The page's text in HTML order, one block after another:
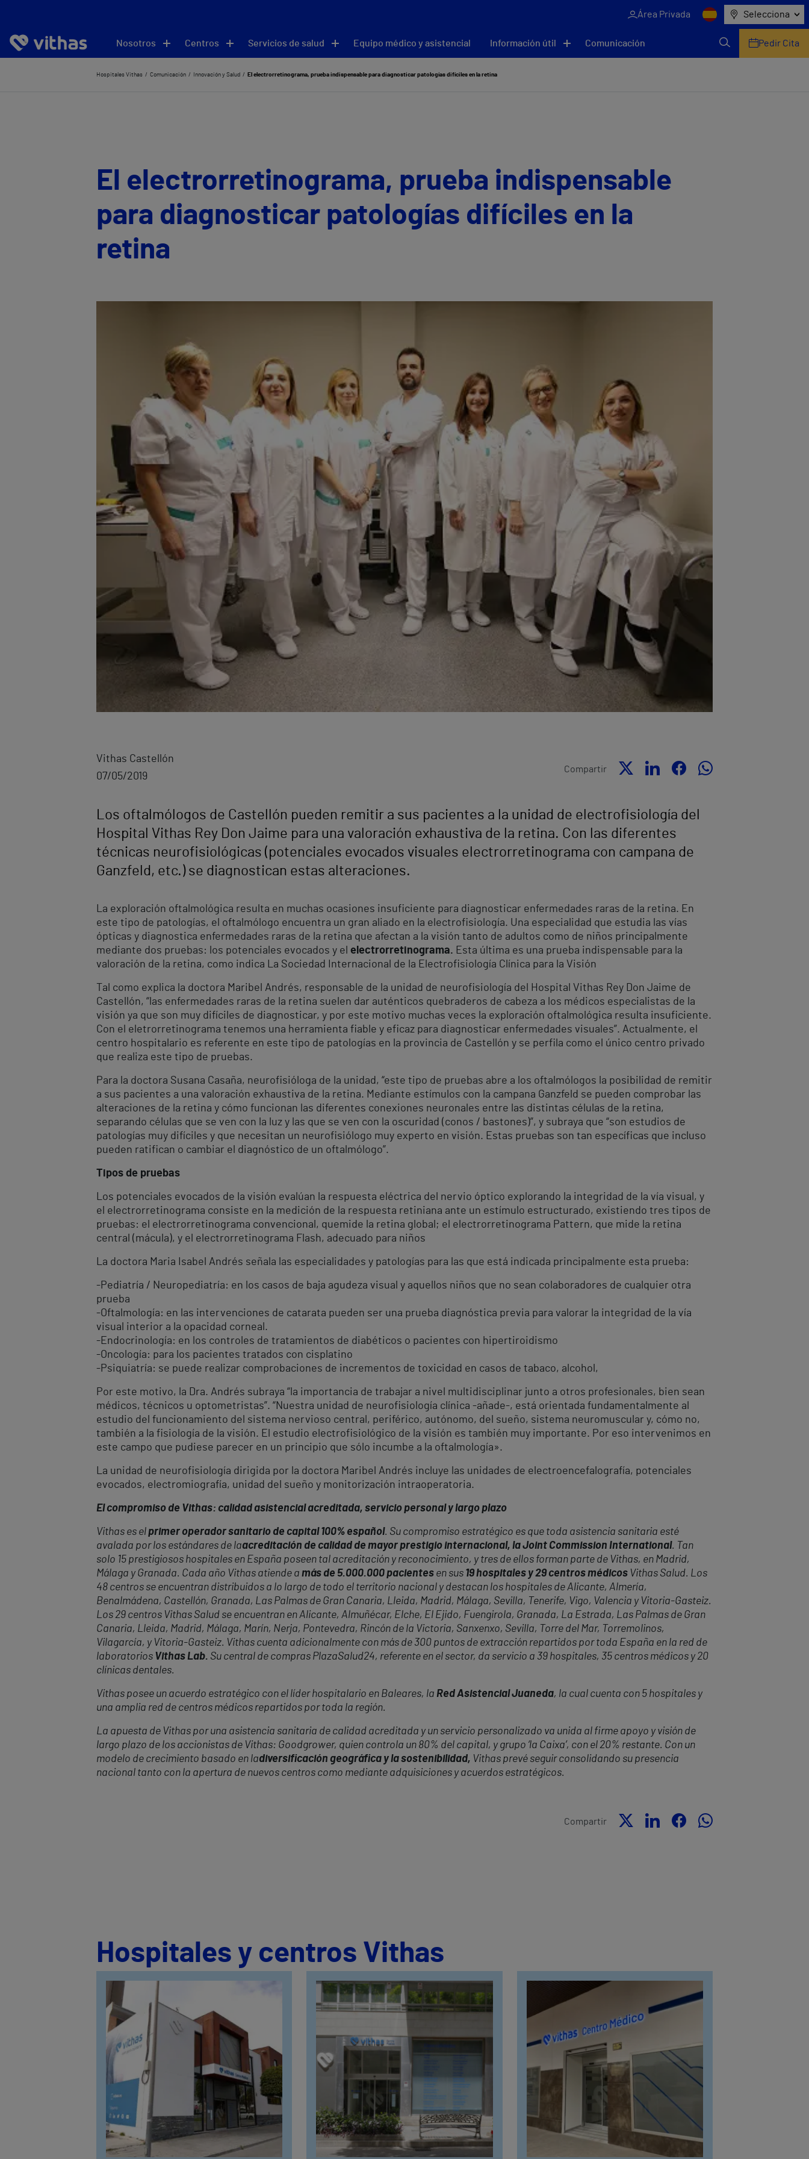
Área Privada Selecciona
Nosotros Centros Servicios de salud Equipo médico y asistencial Información útil Comunicación Pedir Cita
Hospitales Vithas Comunicación Innovación y Salud El electrorretinograma, prueba indispensable para diagnosticar patologías difíciles en la retina
El electrorretinograma, prueba indispensable
para diagnosticar patologías difíciles en la
retina
Vithas Castellón
07/05/2019
Compartir
Los oftalmólogos de Castellón pueden remitir a sus pacientes a la unidad de electrofisiología del
Hospital Vithas Rey Don Jaime para una valoración exhaustiva de la retina. Con las diferentes
técnicas neurofisiológicas (potenciales evocados visuales electrorretinograma con campana de
Ganzfeld, etc.) se diagnostican estas alteraciones.
La exploración oftalmológica resulta en muchas ocasiones insuficiente para diagnosticar enfermedades raras de la retina. En
este tipo de patologías, el oftalmólogo encuentra un gran aliado en la electrofisiología. Una especialidad que estudia las vías
ópticas y diagnostica enfermedades raras de la retina que afectan a la visión tanto de adultos como de niños principalmente
mediante dos pruebas: los potenciales evocados y el electrorretinograma. Esta última es una prueba indispensable para la
valoración de la retina, como indica La Sociedad Internacional de la Electrofisiología Clínica para la Visión
Tal como explica la doctora Maribel Andrés, responsable de la unidad de neurofisiología del Hospital Vithas Rey Don Jaime de
Castellón, “las enfermedades raras de la retina suelen dar auténticos quebraderos de cabeza a los médicos especialistas de la
visión ya que son muy difíciles de diagnosticar, y por este motivo muchas veces la exploración oftalmológica resulta insuficiente.
Con el eletrorretinograma tenemos una herramienta fiable y eficaz para diagnosticar enfermedades visuales”. Actualmente, el
centro hospitalario es referente en este tipo de patologías en la provincia de Castellón y se perfila como el único centro privado
que realiza este tipo de pruebas.
Para la doctora Susana Casaña, neurofisióloga de la unidad, “este tipo de pruebas abre a los oftalmólogos la posibilidad de remitir
a sus pacientes a una valoración exhaustiva de la retina. Mediante estímulos con la campana Ganzfeld se pueden comprobar las
alteraciones de la retina y cómo funcionan las diferentes conexiones neuronales entre las distintas células de la retina,
separando células que se ven con la luz y las que se ven con la oscuridad (conos / bastones)”, y subraya que “son estudios de
patologías muy difíciles y que necesitan un neurofisiólogo muy experto en visión. Estas pruebas son tan específicas que incluso
pueden ratifican o cambiar el diagnóstico de un oftalmólogo”.
Tipos de pruebas
Los potenciales evocados de la visión evalúan la respuesta eléctrica del nervio óptico explorando la integridad de la vía visual, y
el electrorretinograma consiste en la medición de la respuesta retiniana ante un estímulo estructurado, existiendo tres tipos de
pruebas: el electrorretinograma convencional, quemide la retina global; el electrorretinograma Pattern, que mide la retina
central (mácula), y el electrorretinograma Flash, adecuado para niños
La doctora Maria Isabel Andrés señala las especialidades y patologías para las que está indicada principalmente esta prueba:
-Pediatría / Neuropediatría: en los casos de baja agudeza visual y aquellos niños que no sean colaboradores de cualquier otra
prueba
-Oftalmología: en las intervenciones de catarata pueden ser una prueba diagnóstica previa para valorar la integridad de la vía
visual interior a la opacidad corneal.
-Endocrinología: en los controles de tratamientos de diabéticos o pacientes con hipertiroidismo
-Oncología: para los pacientes tratados con cisplatino
-Psiquiatría: se puede realizar comprobaciones de incrementos de toxicidad en casos de tabaco, alcohol,
Por este motivo, la Dra. Andrés subraya “la importancia de trabajar a nivel multidisciplinar junto a otros profesionales, bien sean
médicos, técnicos u optometristas”. “Nuestra unidad de neurofisiología clínica -añade-, está orientada fundamentalmente al
estudio del funcionamiento del sistema nervioso central, periférico, autónomo, del sueño, sistema neuromuscular y, cómo no,
también a la fisiología de la visión. El estudio electrofisiológico de la visión es también muy importante. Por eso intervenimos en
este campo que pudiese parecer en un principio que sólo incumbe a la oftalmología».
La unidad de neurofisiología dirigida por la doctora Maribel Andrés incluye las unidades de electroencefalografía, potenciales
evocados, electromiografía, unidad del sueño y monitorización intraoperatoria.
El compromiso de Vithas: calidad asistencial acreditada, servicio personal y largo plazo
Vithas es elprimer operador sanitario de capital 100% español. Su compromiso estratégico es que toda asistencia sanitaria esté
avalada por los estándares de laacreditación de calidad de mayor prestigio internacional, la Joint Commission International. Tan
solo 15 prestigiosos hospitales en España poseen tal acreditación y reconocimiento, y tres de ellos forman parte de Vithas, en Madrid,
Málaga y Granada. Cada año Vithas atiende a más de 5.000.000 pacientes en sus 19 hospitales y 29 centros médicos Vithas Salud. Los
48 centros se encuentran distribuidos a lo largo de todo el territorio nacional y destacan los hospitales de Alicante, Almería,
Benalmádena, Castellón, Granada, Las Palmas de Gran Canaria, Lleida, Madrid, Málaga, Sevilla, Tenerife, Vigo, Valencia y Vitoria-Gasteiz.
Los 29 centros Vithas Salud se encuentran en Alicante, Almuñécar, Elche, El Ejido, Fuengirola, Granada, La Estrada, Las Palmas de Gran
Canaria, Lleida, Madrid, Málaga, Marín, Nerja, Pontevedra, Rincón de la Victoria, Sanxenxo, Sevilla, Torre del Mar, Torremolinos,
Vilagarcía, y Vitoria-Gasteiz. Vithas cuenta adicionalmente con más de 300 puntos de extracción repartidos por toda España en la red de
laboratorios Vithas Lab. Su central de compras PlazaSalud24, referente en el sector, da servicio a 39 hospitales, 35 centros médicos y 20
clínicas dentales.
Vithas posee un acuerdo estratégico con el líder hospitalario en Baleares, la Red Asistencial Juaneda, la cual cuenta con 5 hospitales y
una amplia red de centros médicos repartidos por toda la región.
La apuesta de Vithas por una asistencia sanitaria de calidad acreditada y un servicio personalizado va unida al firme apoyo y visión de
largo plazo de los accionistas de Vithas: Goodgrower, quien controla un 80% del capital, y grupo ‘la Caixa’, con el 20% restante. Con un
modelo de crecimiento basado en ladiversificación geográfica y la sostenibilidad, Vithas prevé seguir consolidando su presencia
nacional tanto con la apertura de nuevos centros como mediante adquisiciones y acuerdos estratégicos.
Compartir
Hospitales y centros Vithas